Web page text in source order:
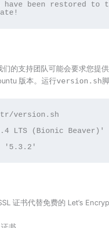
been restored to
们的支持团队可能会要求您提供
版本。运行version.sh
version.sh
LTS (Bionic Beaver)'
'5.3.2'
证书代替免费的 Let’s